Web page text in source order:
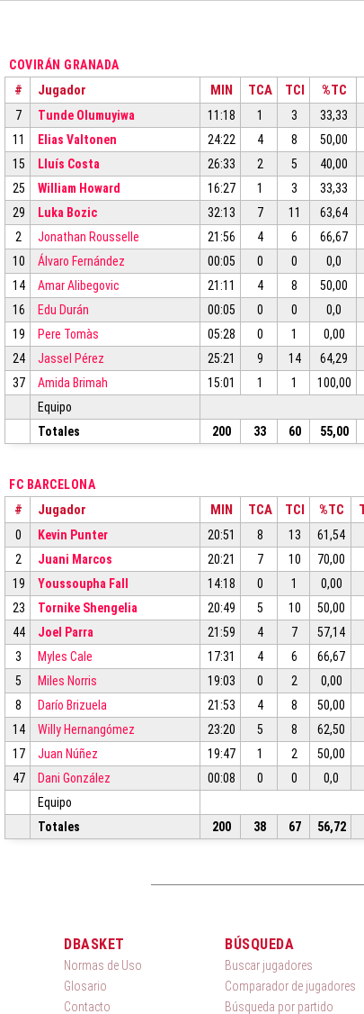
COVIRÁN GRANADA
# Jugador MIN TCA TCI %TC
7 Tunde Olumuyiwa 11:18 1 3 33,33
11
Elias Valtonen 24:22 4 8 50,00
15
Lluís Costa 26:33 2 5 40,00
25
William Howard 16:27 1 3 33,33
29
Luka Bozic 32:13 7 11 63,64
2
Jonathan Rousselle 21:56 4 6 66,67
10
Álvaro Fernández 00:05 0 0 0,0
14
Amar Alibegovic 21:11 4 8 50,00
16
Edu Durán 00:05 0 0 0,0
19
Pere Tomàs 05:28 0 1 0,00
24
Jassel Pérez 25:21 9 14 64,29
37
Amida Brimah 15:01 1 1 100,00
Equipo
Totales
200 33 60 55,00
FC BARCELONA
# Jugador MIN TCA TCI %TC
0 Kevin Punter 20:51 8 13 61,54
2
Juani Marcos 20:21 7 10 70,00
19
Youssoupha Fall 14:18 0 1 0,00
23
Tornike Shengelia 20:49 5 10 50,00
44
Joel Parra 21:59 4 7 57,14
3
Myles Cale 17:31 4 6 66,67
5
Miles Norris 19:03 0 2 0,00
8
Darío Brizuela 21:53 4 8 50,00
14
Willy Hernangómez 23:20 5 8 62,50
17
Juan Núñez 19:47 1 2 50,00
47
Dani González 00:08 0 0 0,0
Equipo
Totales
200 38 67 56,72
DBASKET
Normas de Uso
Glosario
Contacto
BÚSQUEDA
Buscar jugadores
Comparador de jugadores
Búsqueda por partido